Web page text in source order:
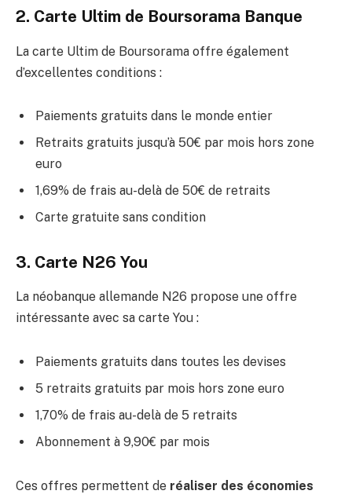
2. Carte Ultim de Boursorama Banque
La carte Ultim de Boursorama offre également
d’excellentes conditions :
Paiements gratuits dans le monde entier
Retraits gratuits jusqu’à 50€ par mois hors zone
euro
1,69% de frais au-delà de 50€ de retraits
Carte gratuite sans condition
3. Carte N26 You
La néobanque allemande N26 propose une offre
intéressante avec sa carte You :
Paiements gratuits dans toutes les devises
5 retraits gratuits par mois hors zone euro
1,70% de frais au-delà de 5 retraits
Abonnement à 9,90€ par mois
Ces offres permettent de réaliser des économies